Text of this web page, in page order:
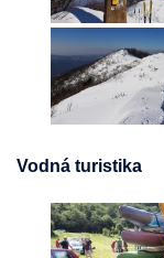
Vodná turistika